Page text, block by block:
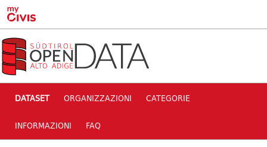
Skip to main content
DATASET ORGANIZZAZIONI CATEGORIE
INFORMAZIONI FAQ